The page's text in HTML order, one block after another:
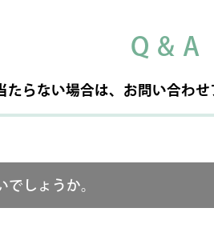
Q & A
らない場合は、 お問い合わせ
しょうか。